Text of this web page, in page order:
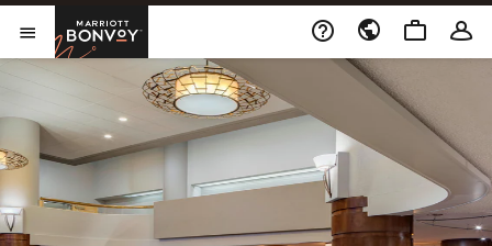
Skip to Content
메뉴 열기
Marriott Bonvoy